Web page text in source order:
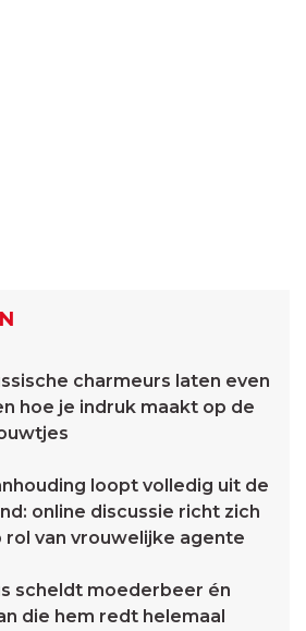
charmeurs laten even
hoe je indruk maakt op de
loopt volledig uit de
online discussie richt zich
rol van vrouwelijke agente
scheldt moederbeer én
die hem redt helemaal